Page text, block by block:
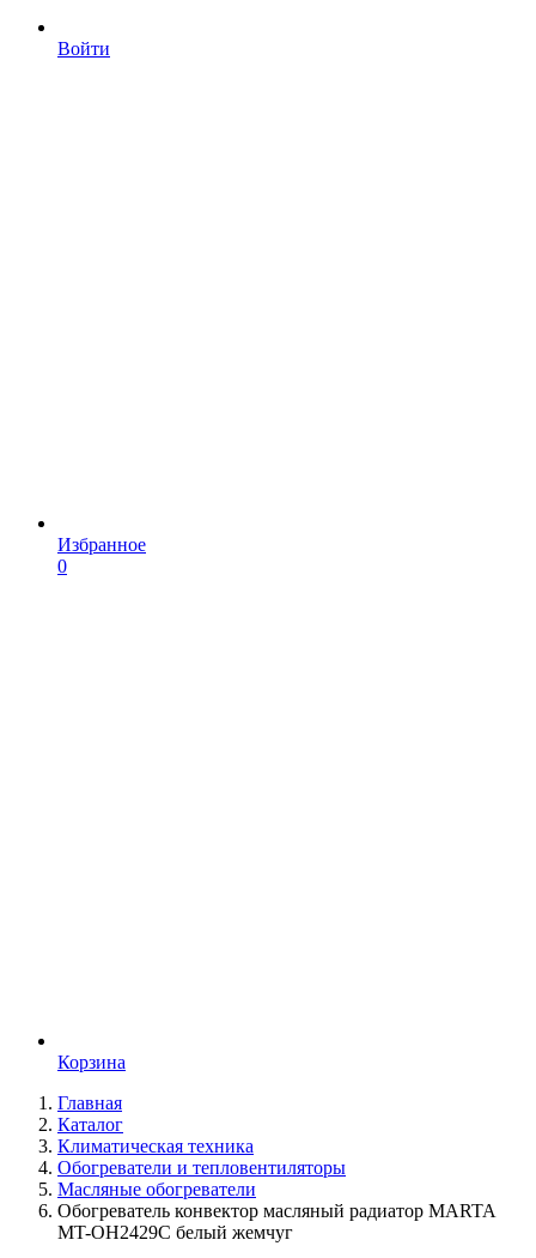
Войти
Избранное
0
Корзина
Главная
Каталог
Климатическая техника
Обогреватели и тепловентиляторы
Масляные обогреватели
Обогреватель конвектор масляный радиатор MARTA
MT-OH2429C белый жемчуг